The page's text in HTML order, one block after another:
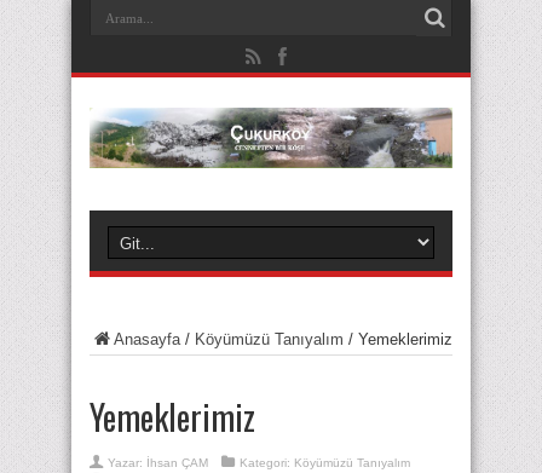
Anasayfa/ Köyümüzü Tanıyalım / Yemeklerimiz
Yemeklerimiz
Yazar: İhsan ÇAM Kategori: Köyümüzü Tanıyalım